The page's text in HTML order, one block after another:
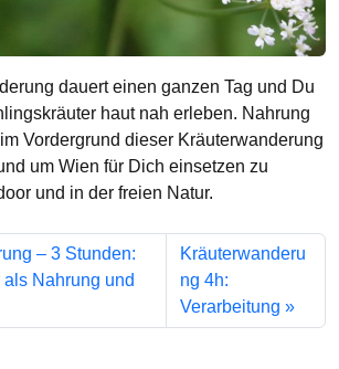
dauert einen ganzen Tag und Du
haut nah erleben. Nahrung
Vordergrund dieser Kräuterwanderung
um Wien für Dich einsetzen zu
und in der freien Natur.
– 3 Stunden:
Nahrung und
Kräuterwanderu
ng 4h:
Verarbeitung